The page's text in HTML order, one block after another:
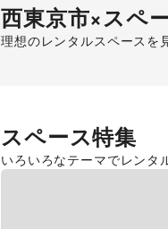
西東京市×スペ
理想のレンタルスペースを
スペース特集
いろいろなテーマでレンタ